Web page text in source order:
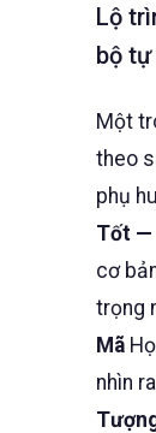
Lộ
bộ
Một
theo
phụ
Tốt —
cơ
trọng
Mã
nhìn